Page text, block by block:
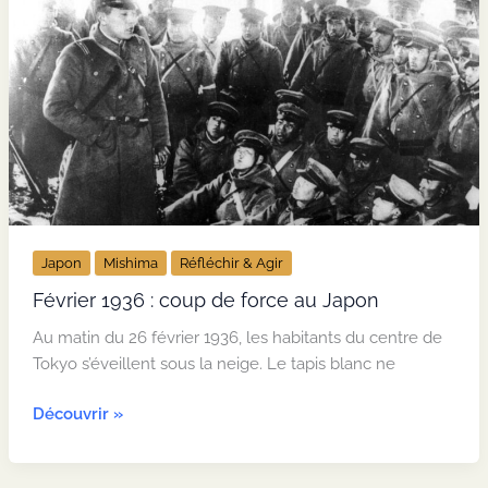
sports
traditionnels
contre
la
mondialisation
Japon Mishima Réfléchir & Agir
Février 1936 : coup de force au Japon
Au matin du 26 février 1936, les habitants du centre de
Tokyo s’éveillent sous la neige. Le tapis blanc ne
Février
coup
Découvrir »